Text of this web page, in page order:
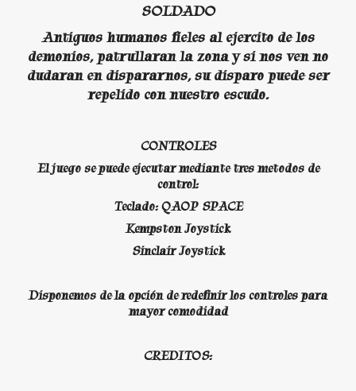
SOLDADO
Antiguos humanos fieles al ejercito de los
demonios, patrullaran la zona y si nos ven no
dudaran en dispararnos, su disparo puede ser
repelido con nuestro escudo.
CONTROLES
El juego se puede ejecutar mediante tres metodos de
control:
Teclado: QAOP SPACE
Kempston Joystick
Sinclair Joystick
Disponemos de la opción de redefinir los controles para
mayor comodidad
CREDITOS: